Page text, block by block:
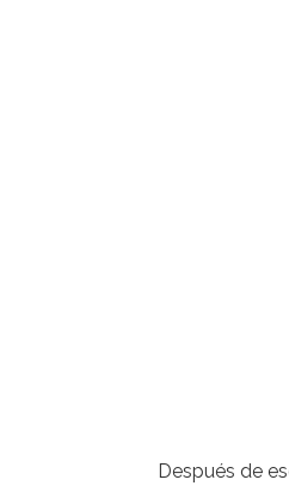
Después de